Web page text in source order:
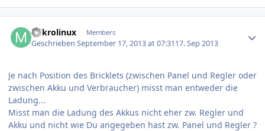
mikrolinux Members
GeschriebenSeptember 17, 2013 at 07:3117. Sep 2013
Je nach Position des Bricklets (zwischen Panel und Regler oder
zwischen Akku und Verbraucher) misst man entweder die
Ladung...
Misst man die Ladung des Akkus nicht eher zw. Regler und
Akku und nicht wie Du angegeben hast zw. Panel und Regler ?